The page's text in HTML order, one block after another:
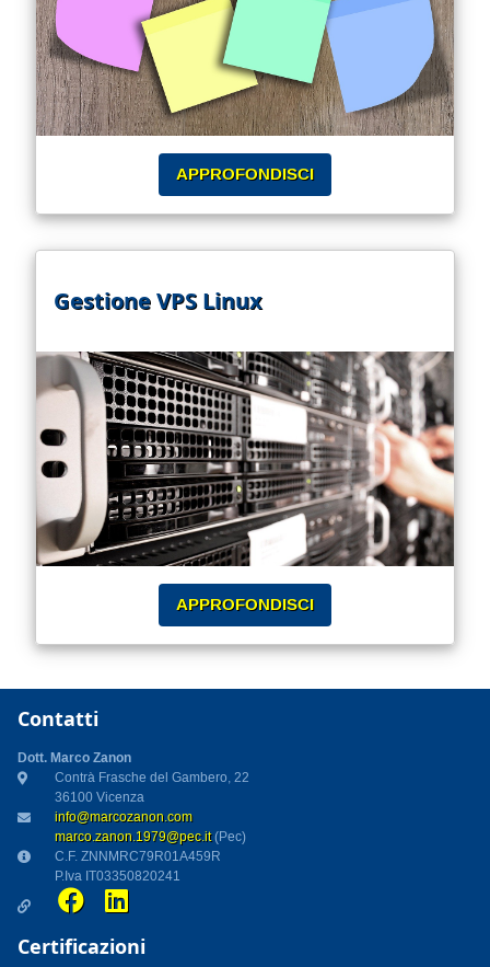
APPROFONDISCI
Gestione VPS Linux
APPROFONDISCI
Contatti
Dott. Marco Zanon
Contrà Frasche del Gambero, 22
36100 Vicenza
info@marcozanon.com
marco.zanon.1979@pec.it(Pec)
C.F. ZNNMRC79R01A459R
P.Iva IT03350820241
Certificazioni